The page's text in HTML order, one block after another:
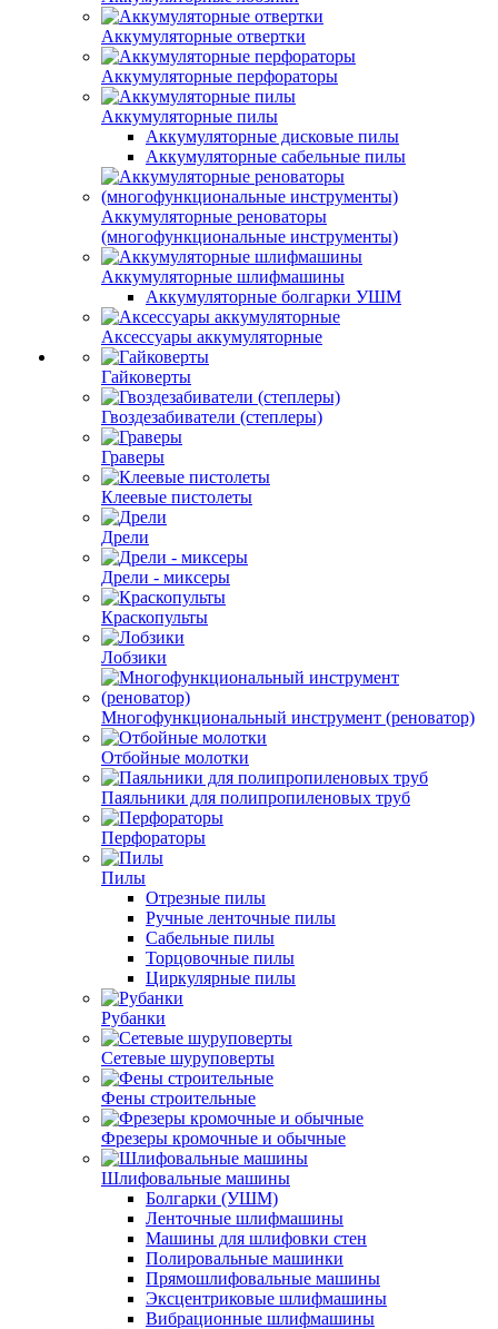
Аккумуляторные отвертки
Аккумуляторные перфораторы
Аккумуляторные пилы
Аккумуляторные дисковые пилы
Аккумуляторные сабельные пилы
Аккумуляторные реноваторы
(многофункциональные инструменты)
Аккумуляторные шлифмашины
Аккумуляторные болгарки УШМ
Аксессуары аккумуляторные
Гайковерты
Гвоздезабиватели (степлеры)
Граверы
Клеевые пистолеты
Дрели
Дрели - миксеры
Краскопульты
Лобзики
Многофункциональный инструмент (реноватор)
Отбойные молотки
Паяльники для полипропиленовых труб
Перфораторы
Пилы
Отрезные пилы
Ручные ленточные пилы
Сабельные пилы
Торцовочные пилы
Циркулярные пилы
Рубанки
Сетевые шуруповерты
Фены строительные
Фрезеры кромочные и обычные
Шлифовальные машины
Болгарки (УШМ)
Ленточные шлифмашины
Машины для шлифовки стен
Полировальные машинки
Прямошлифовальные машины
Эксцентриковые шлифмашины
Вибрационные шлифмашины